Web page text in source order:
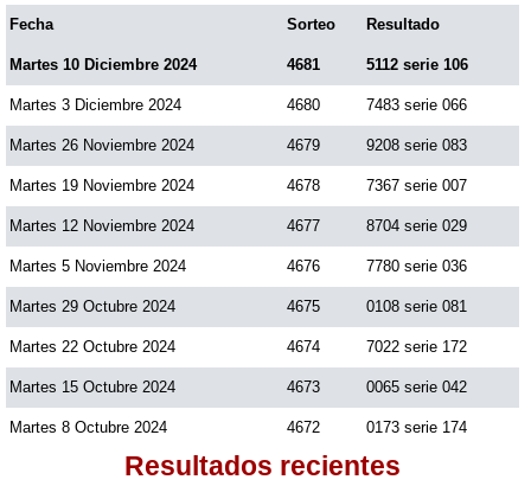
Fecha Sorteo Resultado
Martes 10 Diciembre 2024 4681 5112 serie 106
Martes 3 Diciembre 2024 4680 7483 serie 066
Martes 26 Noviembre 2024 4679 9208 serie 083
Martes 19 Noviembre 2024 4678 7367 serie 007
Martes 12 Noviembre 2024 4677 8704 serie 029
Martes 5 Noviembre 2024 4676 7780 serie 036
Martes 29 Octubre 2024 4675 0108 serie 081
Martes 22 Octubre 2024 4674 7022 serie 172
Martes 15 Octubre 2024 4673 0065 serie 042
Martes 8 Octubre 2024 4672 0173 serie 174
Resultados recientes